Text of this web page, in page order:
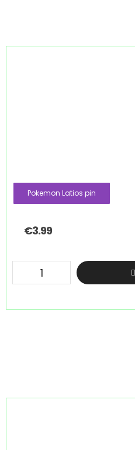
Pokemon Latios pin
€3.99